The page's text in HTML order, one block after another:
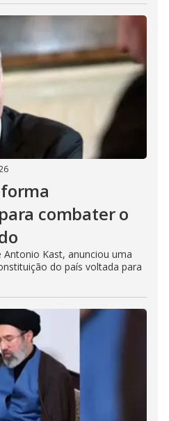
combater o
Antonio Kast, anunciou uma
do país voltada para